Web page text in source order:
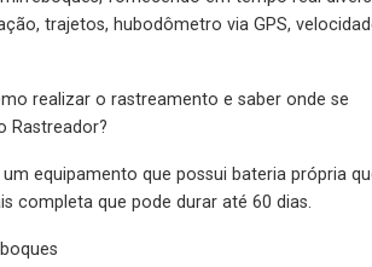
trajetos, hubodômetro via GPS, velocidade
realizar o rastreamento e saber onde se
Rastreador?
equipamento que possui bateria própria que
completa que pode durar até 60 dias.